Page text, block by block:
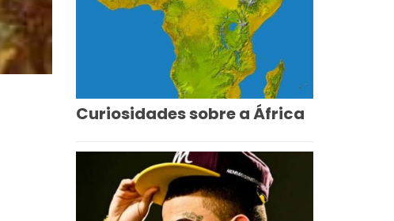
Curiosidades sobre a África